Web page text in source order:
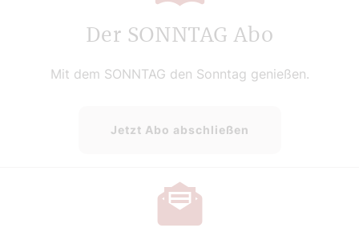
Der SONNTAG Abo
Mit dem SONNTAG den Sonntag genießen.
Jetzt Abo abschließen